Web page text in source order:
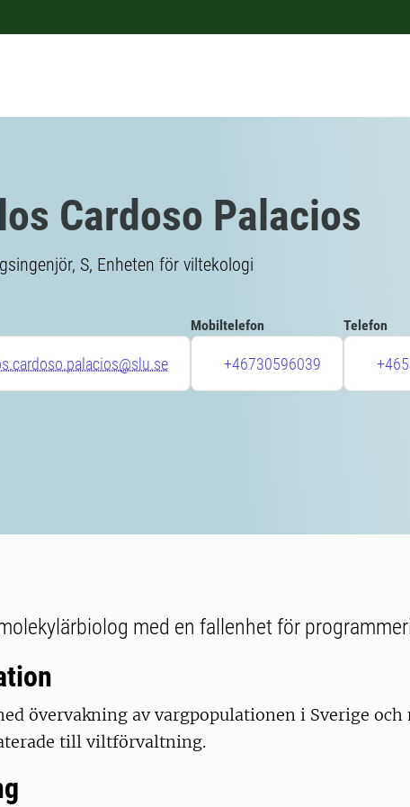
Cardoso Palacios
S, Enheten för viltekologi
Mobiltelefon
+46730596039
Telefon
med en fallenhet för
övervakning av vargpopulationen i Sverige och
till viltförvaltning.